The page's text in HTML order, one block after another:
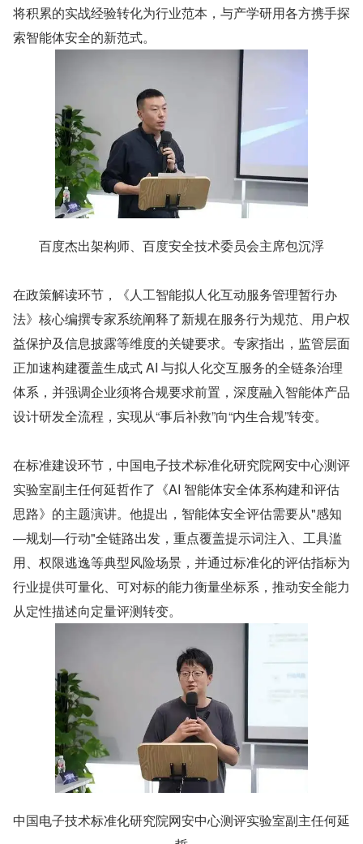
将积累的实战经验转化为行业范本，与产学研用各方携手探
索智能体安全的新范式。
百度杰出架构师、百度安全技术委员会主席包沉浮
在政策解读环节，《人工智能拟人化互动服务管理暂行办
法》核心编撰专家系统阐释了新规在服务行为规范、用户权
益保护及信息披露等维度的关键要求。专家指出，监管层面
正加速构建覆盖生成式 AI 与拟人化交互服务的全链条治理
体系，并强调企业须将合规要求前置，深度融入智能体产品
设计研发全流程，实现从“事后补救”向“内生合规”转变。
在标准建设环节，中国电子技术标准化研究院网安中心测评
实验室副主任何延哲作了《AI 智能体安全体系构建和评估
思路》的主题演讲。他提出，智能体安全评估需要从"感知
—规划—行动"全链路出发，重点覆盖提示词注入、工具滥
用、权限逃逸等典型风险场景，并通过标准化的评估指标为
行业提供可量化、可对标的能力衡量坐标系，推动安全能力
从定性描述向定量评测转变。
中国电子技术标准化研究院网安中心测评实验室副主任何延